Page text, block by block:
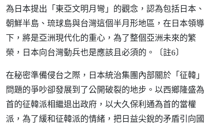
為日本提出「東亞文明月彎」的觀念，認為包括日本、
朝鮮半島、琉球島與台灣這個半月形地區，在日本領導
下，將是亞洲現代化的重心，為了整個亞洲未來的繁
榮，日本向台灣動兵也是應該且必須的。
〔註6〕
在秘密準備侵台之際，日本統治集團內部關於「征韓」
問題的爭吵卻發展到了公開破裂的地步。以西鄉隆盛為
首的征韓派相繼退出政府，以大久保利通為首的當權
派，為了緩和征韓派的情緒，把日益尖銳的矛盾引向國